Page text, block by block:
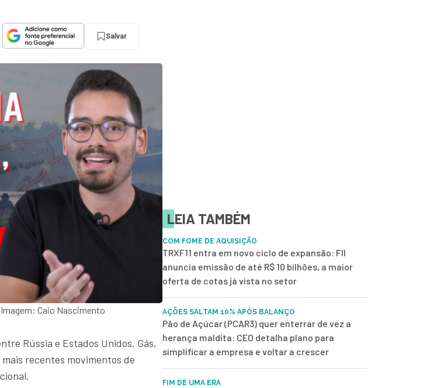
Salvar
Caio Nascimento
Rússia e Estados Unidos. Gás,
recentes movimentos de
LEIA TAMBÉM
COM FOME DE AQUISIÇÃO
TRXF11 entra em novo ciclo de expansão: FII
anuncia emissão de até R$ 10 bilhões, a maior
oferta de cotas já vista no setor
AÇÕES SALTAM 10% APÓS BALANÇO
Pão de Açúcar (PCAR3) quer enterrar de vez a
herança maldita: CEO detalha plano para
simplificar a empresa e voltar a crescer
FIM DE UMA ERA